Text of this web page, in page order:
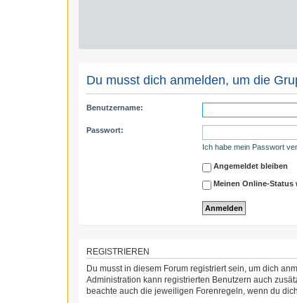
Du musst dich anmelden, um die
Benutzername:
Passwort:
Ich habe mein Passwort
Angemeldet bleiben
Meinen Online-Status
REGISTRIEREN
Du musst in diesem Forum registriert sein, um dich
Administration kann registrierten Benutzern auch
beachte auch die jeweiligen Forenregeln, wenn du